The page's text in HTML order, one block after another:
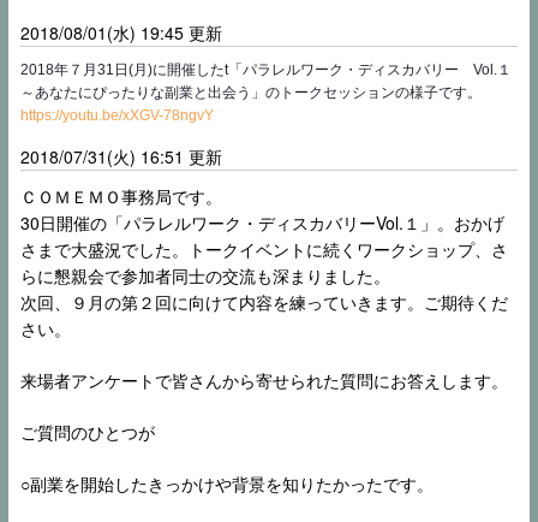
2018/08/01(水) 19:45 更新
2018年７月31日(月)に開催したt「パラレルワーク・ディスカバリー Vol.１
～あなたにぴったりな副業と出会う」のトークセッションの様子です。
https://youtu.be/xXGV-78ngvY
2018/07/31(火) 16:51 更新
ＣＯＭＥＭＯ事務局です。
30日開催の「パラレルワーク・ディスカバリーVol.１」。おかげ
さまで大盛況でした。トークイベントに続くワークショップ、さ
らに懇親会で参加者同士の交流も深まりました。
次回、９月の第２回に向けて内容を練っていきます。ご期待くだ
さい。
来場者アンケートで皆さんから寄せられた質問にお答えします。
ご質問のひとつが
○副業を開始したきっかけや背景を知りたかったです。